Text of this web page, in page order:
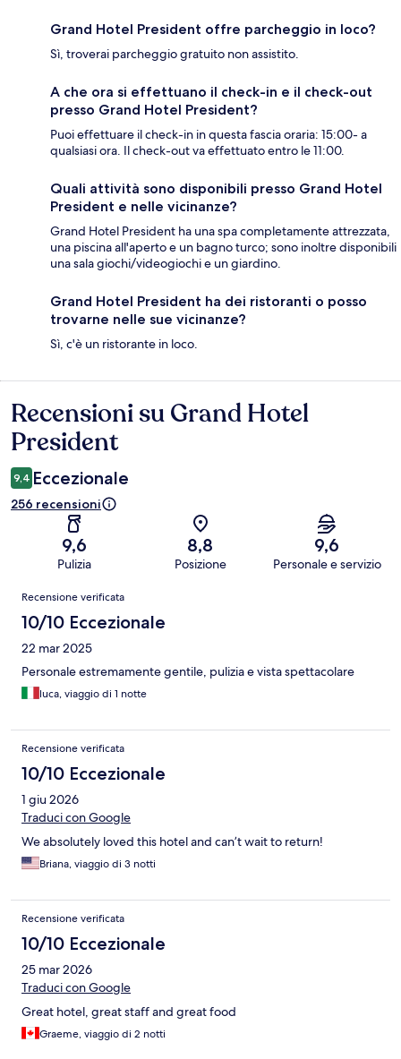
Grand Hotel President offre parcheggio in loco?
Sì, troverai parcheggio gratuito non assistito.
A che ora si effettuano il check-in e il check-out
presso Grand Hotel President?
Puoi effettuare il check-in in questa fascia oraria: 15:00- a
qualsiasi ora. Il check-out va effettuato entro le 11:00.
Quali attività sono disponibili presso Grand Hotel
President e nelle vicinanze?
Grand Hotel President ha una spa completamente attrezzata,
una piscina all'aperto e un bagno turco; sono inoltre disponibili
una sala giochi/videogiochi e un giardino.
Grand Hotel President ha dei ristoranti o posso
trovarne nelle sue vicinanze?
Sì, c'è un ristorante in loco.
Recensioni
Recensioni su Grand Hotel
President
9,4 Eccezionale
256 recensioni
9,6
Pulizia
8,8
Posizione
9,6
Personale e servizio
Recensioni
Recensione verificata
10/10 Eccezionale
22 mar 2025
Personale estremamente gentile, pulizia e vista spettacolare
luca, viaggio di 1 notte
Recensione verificata
10/10 Eccezionale
1 giu 2026
Traduci con Google
We absolutely loved this hotel and can’t wait to return!
Briana, viaggio di 3 notti
Recensione verificata
10/10 Eccezionale
25 mar 2026
Traduci con Google
Great hotel, great staff and great food
Graeme, viaggio di 2 notti